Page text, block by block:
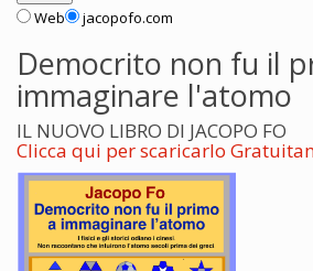
Web jacopofo.com
Democrito non fu il
immaginare l'atomo
IL NUOVO LIBRO DI JACOPO FO
Clicca qui per scaricarlo